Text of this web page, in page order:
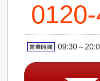
09:30～